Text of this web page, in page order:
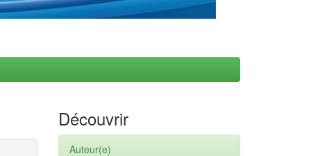
Découvrir
Auteur(e)